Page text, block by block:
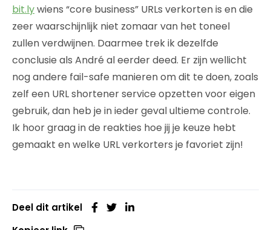
bit.lywiens “core business” URLs verkorten is en die
zeer waarschijnlijk niet zomaar van het toneel
zullen verdwijnen. Daarmee trek ik dezelfde
conclusie als André al eerder deed. Er zijn wellicht
nog andere fail-safe manieren om dit te doen, zoals
zelf een URL shortener service opzetten voor eigen
gebruik, dan heb je in ieder geval ultieme controle.
Ik hoor graag in de reakties hoe jij je keuze hebt
gemaakt en welke URL verkorters je favoriet zijn!
Deel dit artikel